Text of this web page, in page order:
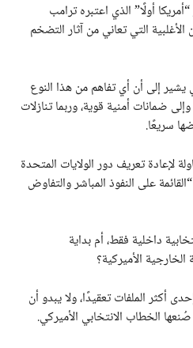
أولًا” الذي اعتبره ترامب
التي تعاني من آثار التضخم
يشير إلى أن أي تفاهم من هذا النوع
ضمانات أمنية قوية، وربما تنازلات
سريعًا.
تعريف دور الولايات المتحدة
على النفوذ المباشر والتفاوض
داخلية فقط، أم بداية
الأميركية؟
أكثر الملفات تعقيدًا، ولا يبدو أن
الخطاب الانتخابي الأميركي.